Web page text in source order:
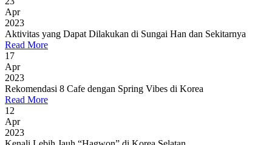
Apr
2023
Aktivitas yang Dapat Dilakukan di Sungai Han dan Sekitarnya
Read More
17
Apr
2023
Rekomendasi 8 Cafe dengan Spring Vibes di Korea
Read More
12
Apr
2023